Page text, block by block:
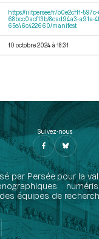
https://iiif.persee.fr/b0e2cf11-
68bcc0acf13b/8cad94a3-a91a-
65e46c422660/manifest
10 octobre 2024 à 18:31
Suivez-nous
par Persée pour la
équipes de